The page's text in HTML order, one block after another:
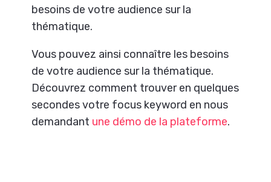
besoins de votre audience sur la
thématique.
Vous pouvez ainsi connaître les besoins
de votre audience sur la thématique.
Découvrez comment trouver en quelques
secondes votre focus keyword en nous
demandant une démo de la plateforme.